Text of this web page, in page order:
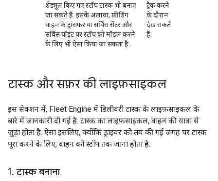
शेड्यूल किए गए स्टॉप टास्क भी बनाए
जा सकते हैं. इसके अलावा, फ़ीडिंग
वाहन के ट्रांसफ़र या सर्विस सेंटर और
सर्विस पॉइंट पर स्टॉप को मॉडल करने
के लिए भी ऐसा किया जा सकता है.
ट्रैक करने
के दौरान
देख सकते
हैं.
टास्क और सफ़र की लाइफ़साइकल
इस सेक्शन में, Fleet Engine में डिलीवरी टास्क के लाइफ़साइकल के
बारे में जानकारी दी गई है. टास्क का लाइफ़साइकल, वाहन की यात्रा से
जुड़ा होता है. ऐसा इसलिए, क्योंकि ड्राइवर को तय की गई जगह पर टास्क
पूरा करने के लिए, वाहन को स्टॉप तक जाना होता है.
1. टास्क बनाना